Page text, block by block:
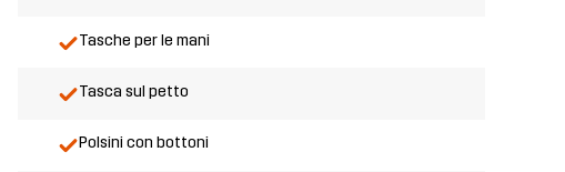
Tasche per le mani
Tasca sul petto
Polsini con bottoni